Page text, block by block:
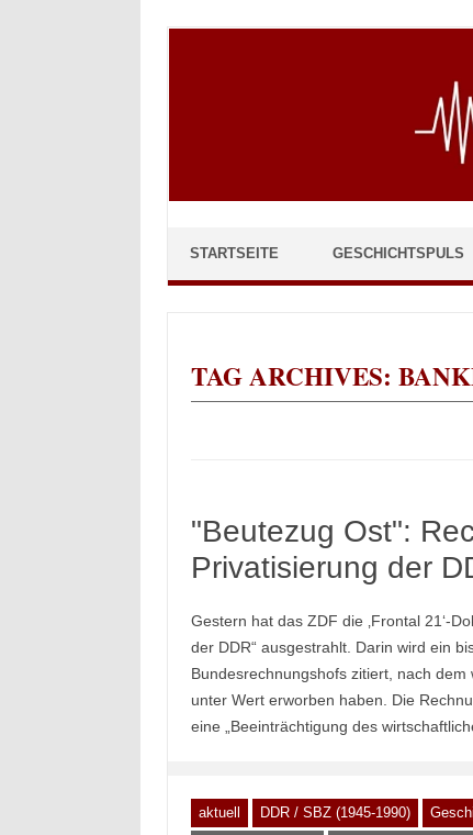
STARTSEITE GESCHICHTSPULS
TAG ARCHIVES:
"Beutezug Ost":
Privatisierung der
Gestern hat das ZDF die ‚Frontal 21‘-
der DDR“ ausgestrahlt. Darin wird ein
Bundesrechnungshofs zitiert, nach
unter Wert erworben haben. Die
eine „Beeinträchtigung des
aktuell DDR / SBZ (1945-1990)